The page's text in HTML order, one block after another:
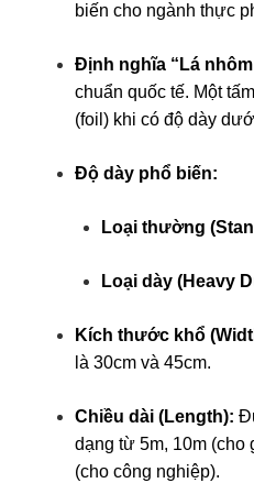
biến cho ngành thực
Định nghĩa “Lá
chuẩn quốc tế. Một
(foil) khi có độ dày
Độ dày phổ biến:
Loại thường
Loại dày (Heavy
Kích thước khổ
là 30cm và 45cm.
Chiều dài (Length):
dạng từ 5m, 10m (cho
(cho công nghiệp).